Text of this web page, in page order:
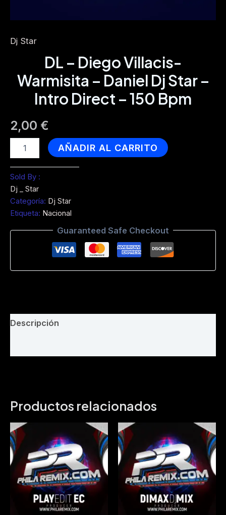
Dj Star
DL – Diego Villacis-
Warmisita – Daniel Dj Star –
Intro Direct – 150 Bpm
2,00 €
Villacis-
Warmisita
-
Daniel
Dj
-
150
AÑADIR AL CARRITO
Sold By :
Dj _ Star
Categoría: Dj Star
Etiqueta: Nacional
Guaranteed Safe Checkout
Descripción
Productos relacionados